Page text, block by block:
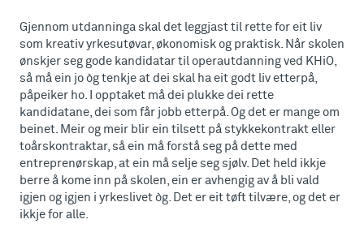
Gjennom utdanninga skal det leggjast til rette for eit liv
som kreativ yrkesutøvar, økonomisk og praktisk. Når skolen
ønskjer seg gode kandidatar til operautdanning ved KHiO,
så må ein jo òg tenkje at dei skal ha eit godt liv etterpå,
påpeiker ho. I opptaket må dei plukke dei rette
kandidatane, dei som får jobb etterpå. Og det er mange om
beinet. Meir og meir blir ein tilsett på stykkekontrakt eller
toårskontraktar, så ein må forstå seg på dette med
entreprenørskap, at ein må selje seg sjølv. Det held ikkje
berre å kome inn på skolen, ein er avhengig av å bli vald
igjen og igjen i yrkeslivet òg. Det er eit tøft tilvære, og det er
ikkje for alle.